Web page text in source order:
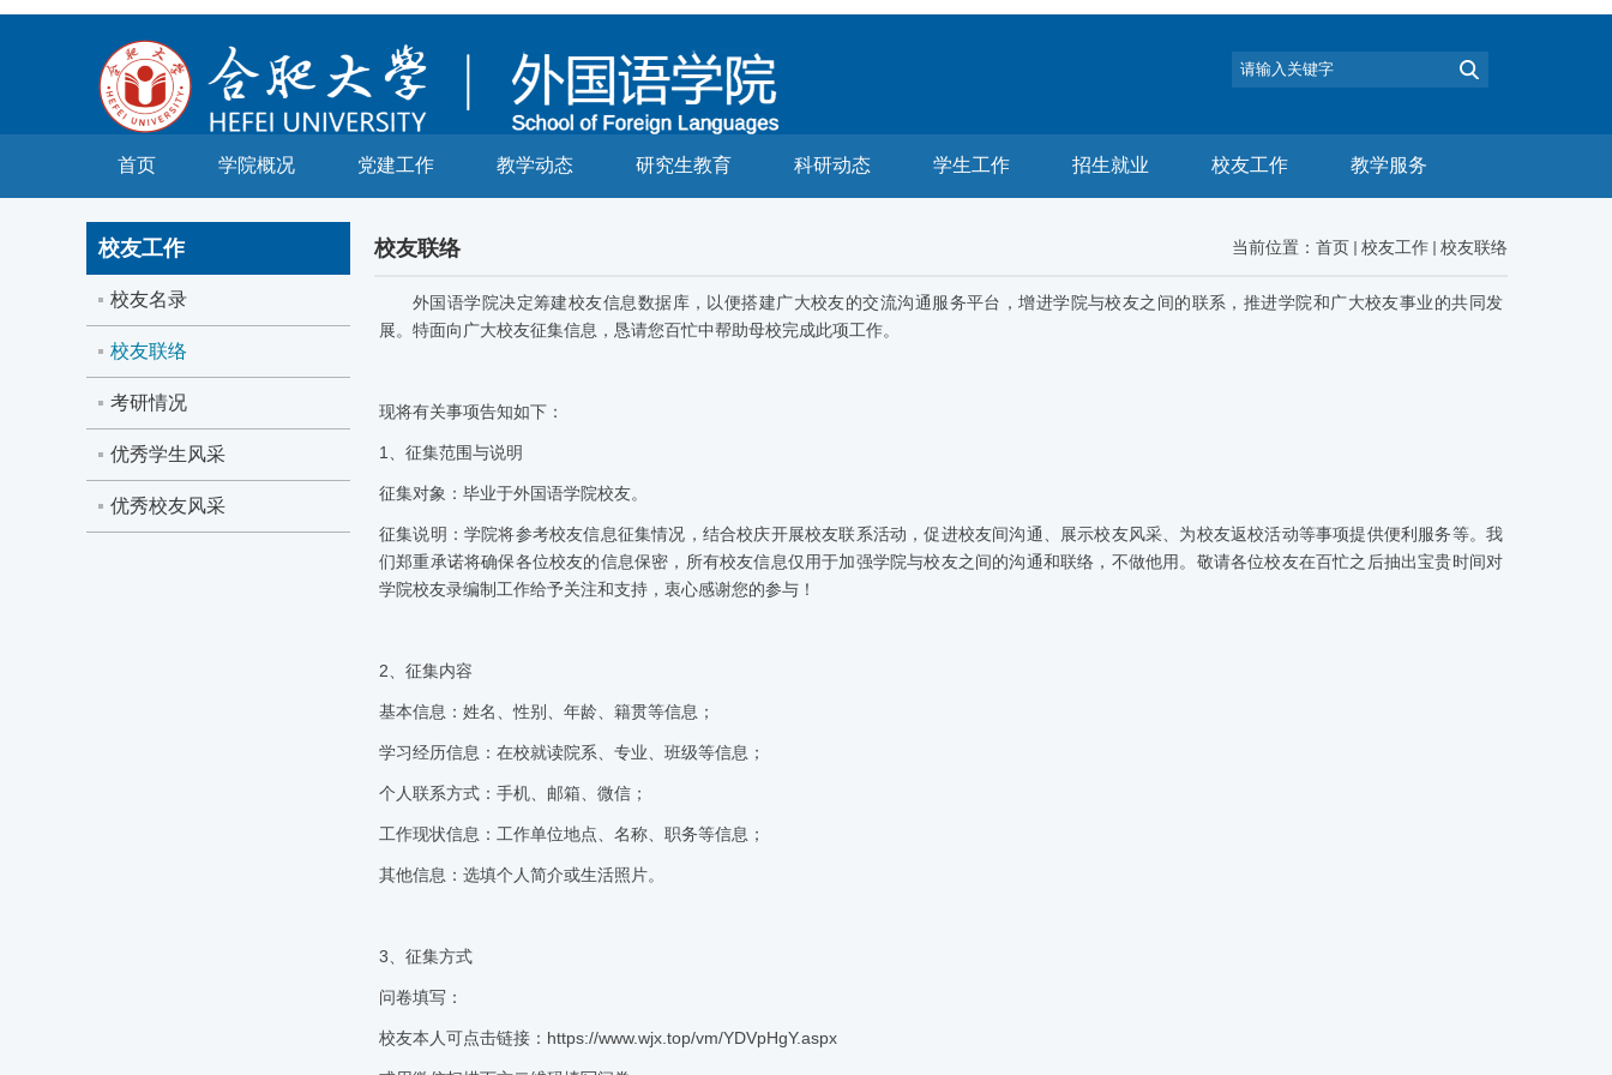
首页 学院概况 党建工作 教学动态 研究生教育 科研动态 学生工作 招生就业 校友工作 教学服务
校友工作
校友名录
校友联络
考研情况
优秀学生风采
优秀校友风采
校友联络 当前位置： 首页 校友工作 校友联络
外国语学院决定筹建校友信息数据库，以便搭建广大校友的交流沟通服务平台，增进学院与校友之间的联系，推进学院和广大校友事业的共同发
展。特面向广大校友征集信息，恳请您百忙中帮助母校完成此项工作。
现将有关事项告知如下：
1 、征集范围与说明
征集对象： 毕业于外国语学院校友。
征集说明：学院将参考校友信息征集情况，结合校庆开展校友联系活动，促进校友间沟通、展示校友风采、为校友返校活动等事项提供便利服务等。我
们郑重承诺将确保各位校友的信息保密，所有校友信息仅用于加强学院与校友之间的沟通和联络，不做他用。敬请各位校友在百忙之后抽出宝贵时间对
学院校友录编制工作给予关注和支持，衷心感谢您的参与！
2 、征集内容
基本信息：姓名、性别、年龄、籍贯等信息；
学习经历信息：在校就读院系、专业、班级等信息；
个人联系方式：手机、邮箱、微信；
工作现状信息：工作单位地点、名称、职务等信息；
其他信息：选填个人简介或生活照片。
3 、征集方式
问卷填写：
校友本人可点击链接： https://www.wjx.top/vm/YDVpHgY.aspx